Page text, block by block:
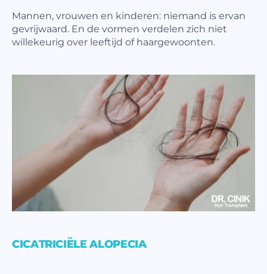
Mannen, vrouwen en kinderen: niemand is ervan
gevrijwaard. En de vormen verdelen zich niet
willekeurig over leeftijd of haargewoonten.
CICATRICIËLE ALOPECIA